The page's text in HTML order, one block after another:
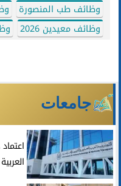
وظائف طب المنصورة
وظائف معيدين 2026
جامعات